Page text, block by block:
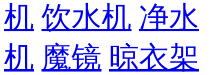
机 饮水机 净水
机 魔镜 晾衣架